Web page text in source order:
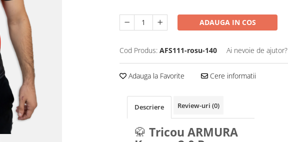
ADAUGA IN COS
Cod Produs: AFS111-rosu-140 Ai nevoie de ajutor?
Adauga la Favorite Cere informatii
Descriere Review-uri (0)
🥋 Tricou ARMURA